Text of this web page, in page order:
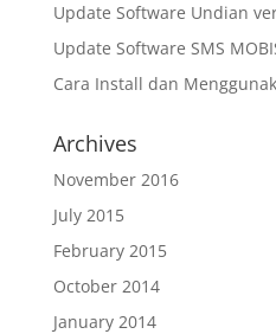
Update Software Undian
Update Software SMS
Cara Install dan
Archives
November 2016
July 2015
February 2015
October 2014
January 2014